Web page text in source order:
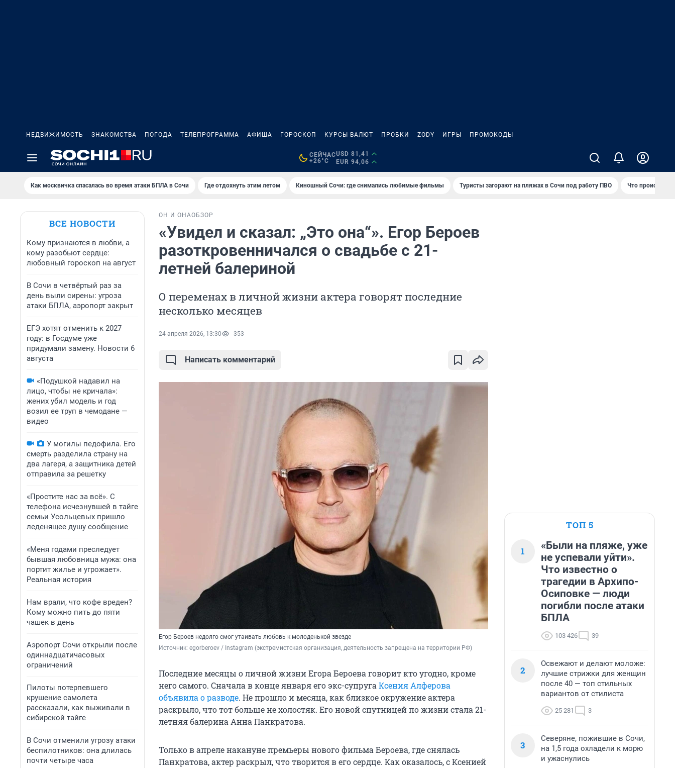
НЕДВИЖИМОСТЬ ЗНАКОМСТВА ПОГОДА ТЕЛЕПРОГРАММА АФИША ГОРОСКОП КУРСЫ ВАЛЮТ ПРОБКИ ZODY ИГРЫ ПРОМОКОДЫ
СЕЙЧАС
+26°C
USD 81,41
EUR 94,06
Как москвичка спасалась во время атаки БПЛА в Сочи Где отдохнуть этим летом Киношный Сочи: где снимались любимые фильмы Туристы загорают на пляжах в Сочи под работу ПВО Что происходит
ВСЕ НОВОСТИ
Кому признаются в любви, а
кому разобьют сердце:
любовный гороскоп на август
В Сочи в четвёртый раз за
день выли сирены: угроза
атаки БПЛА, аэропорт закрыт
ЕГЭ хотят отменить к 2027
году: в Госдуме уже
придумали замену. Новости 6
августа
«Подушкой надавил на
лицо, чтобы не кричала»:
жених убил модель и год
возил ее труп в чемодане —
видео
У могилы педофила. Его
смерть разделила страну на
два лагеря, а защитника детей
отправила за решетку
«Простите нас за всё». С
телефона исчезнувшей в тайге
семьи Усольцевых пришло
леденящее душу сообщение
«Меня годами преследует
бывшая любовница мужа: она
портит жилье и угрожает».
Реальная история
Нам врали, что кофе вреден?
Кому можно пить до пяти
чашек в день
Аэропорт Сочи открыли после
одиннадцатичасовых
ограничений
Пилоты потерпевшего
крушение самолета
рассказали, как выживали в
сибирской тайге
В Сочи отменили угрозу атаки
беспилотников: она длилась
почти четыре часа
ОН И ОНАОБЗОР
«Увидел и сказал: „Это она“». Егор Бероев
разоткровенничался о свадьбе с 21-
летней балериной
О переменах в личной жизни актера говорят последние
несколько месяцев
24 апреля 2026, 13:30 353
Написать комментарий
Егор Бероев недолго смог утаивать любовь к молоденькой звезде
Источник: egorberoev / Instagram (экстремистская организация, деятельность запрещена на территории РФ)
Последние месяцы о личной жизни Егора Бероева говорит кто угодно, кроме
него самого. Сначала в конце января его экс-супруга Ксения Алферова
объявила о разводе. Не прошло и месяца, как близкое окружение актера
раскрыло, что тот больше не холостяк. Его новой спутницей по жизни стала 21-
летняя балерина Анна Панкратова.
Только в апреле накануне премьеры нового фильма Бероева, где снялась
Панкратова, актер раскрыл, что творится в его сердце. Как оказалось, с Ксенией
ТОП 5
1
«Были на пляже, уже
не успевали уйти».
Что известно о
трагедии в Архипо-
Осиповке — люди
погибли после атаки
БПЛА
103 426 39
2
Освежают и делают моложе:
лучшие стрижки для женщин
после 40 — топ стильных
вариантов от стилиста
25 281 3
3
Северяне, пожившие в Сочи,
на 1,5 года охладели к морю
и ужаснулись